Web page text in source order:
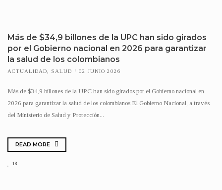
Más de $34,9 billones de la UPC han sido girados
por el Gobierno nacional en 2026 para garantizar
la salud de los colombianos
ACTUALIDAD SALUD 02 JUNIO 2026
Más de $34,9 billones de la UPC han sido girados por el Gobierno nacional en
2026 para garantizar la salud de los colombianos El Gobierno Nacional, a través
del Ministerio de Salud y Protección...
READ MORE
18